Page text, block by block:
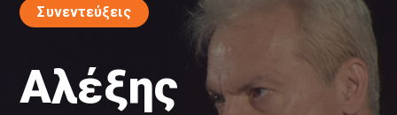
Συνεντεύξεις
Αλέξης